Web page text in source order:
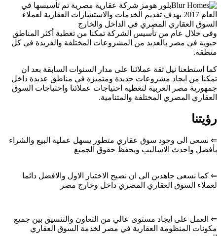
بلور هومز شركة عقارية مصرية تم تأسيسها في
العام 2017 بهدف تقديم الخدمات والاستشارات العقارية لعملاء
السوق العقاري المصري في الداخل والخارج
وفى خلال عام من تأسيس الشركة تمكنا من تغطية أكثر المناطق
حيوية في مصر بالعديد من المشروعات المختلفة والفريدة في كل
منطقة.
كما استطعنا نيل ثقة عملائنا على مدار السنوات السابقة بعد ان
تمكنا من ايجاد مشروعات جديدة ومتميزة في مناطق عديدة داخل
جمهورية مصر العربية لتغطية احتياجات عملائنا واحتياجات السوق
العقاري المصري المختلفة والمتنامية.
رؤيتنا
⇐ نسعى الى وجود سوق عقاري متطور يسهل عملية البيع والشراء
بأفضل واحدث الاساليب ويحفظ حقوق الجميع
⇐ كما نسعى جاهدين الى ان نصبح الاختيار الاول والافضل دائما
لعملاء السوق العقاري المصري داخل وخارج مصر
⇐ العمل على ايجاد مستوى عالي من التعاون والتنسيق بين جميع
مكونات المنظومة العقارية في مصر لخدمة السوق العقاري